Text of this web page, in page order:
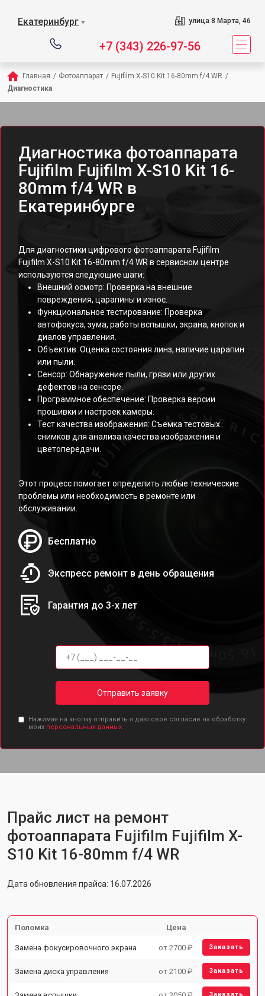
Екатеринбург ▼ улица 8 Марта, 46
+7 (343) 226-97-56
Главная / Фотоаппарат / Fujifilm X-S10 Kit 16-80mm f/4 WR /
Диагностика
Диагностика фотоаппарата
Fujifilm Fujifilm X-S10 Kit 16-
80mm f/4 WR в
Екатеринбурге
Для диагностики цифрового фотоаппарата Fujifilm
Fujifilm X-S10 Kit 16-80mm f/4 WR в сервисном центре
используются следующие шаги:
Внешний осмотр: Проверка на внешние
повреждения, царапины и износ.
Функциональное тестирование: Проверка
автофокуса, зума, работы вспышки, экрана, кнопок и
диалов управления.
Объектив: Оценка состояния линз, наличие царапин
или пыли.
Сенсор: Обнаружение пыли, грязи или других
дефектов на сенсоре.
Программное обеспечение: Проверка версии
прошивки и настроек камеры.
Тест качества изображения: Съемка тестовых
снимков для анализа качества изображения и
цветопередачи.
Этот процесс помогает определить любые технические
проблемы или необходимость в ремонте или
обслуживании.
Бесплатно
Экспресс ремонт в день обращения
Гарантия до 3-х лет
Отправить заявку
Нажимая на кнопку отправить я даю свое согласие на обработку
моих персональных данных.
Прайс лист на ремонт
фотоаппарата Fujifilm Fujifilm X-
S10 Kit 16-80mm f/4 WR
Дата обновления прайса: 16.07.2026
Поломка Цена
Замена фокусировочного экрана от 2700 ₽ Заказать
Замена диска управления от 2100 ₽ Заказать